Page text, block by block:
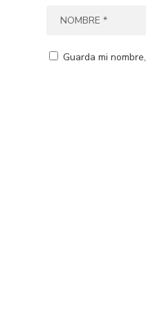
Guarda mi